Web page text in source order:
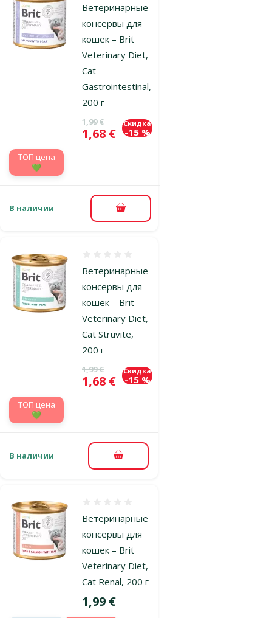
Ветеринарные
консервы для
кошек – Brit
Veterinary Diet,
Cat
Gastrointestinal,
200 г
Исходная цена
1,99 €
Цена
1,68 €
Скидка
-15 %
TOП цена
💚
В наличии В корзину
Ветеринарные
консервы для
кошек – Brit
Veterinary Diet,
Cat Struvite,
200 г
Исходная цена
1,99 €
Цена
1,68 €
Скидка
-15 %
TOП цена
💚
В наличии В корзину
Ветеринарные
консервы для
кошек – Brit
Veterinary Diet,
Cat Renal, 200 г
Цена
1,99 €